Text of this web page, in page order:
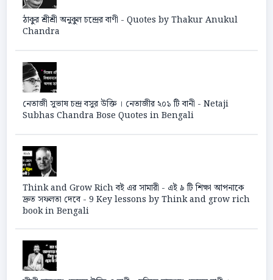
ঠাকুর শ্রীশ্রী অনুকুল চন্দ্রের বাণী - Quotes by Thakur Anukul
Chandra
নেতাজী সুভাষ চন্দ্র বসুর উক্তি । নেতাজীর ২০১ টি বানী - Netaji
Subhas Chandra Bose Quotes in Bengali
Think and Grow Rich বই এর সামারী - এই ৯ টি শিক্ষা আপনাকে
দ্রুত সফলতা দেবে - 9 Key lessons by Think and grow rich
book in Bengali